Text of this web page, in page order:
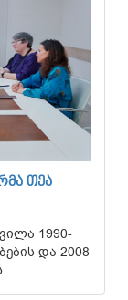
ᲗᲔᲐ
1990-
და 2008